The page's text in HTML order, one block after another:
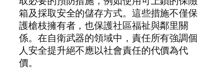
箱及採取安全的儲存方式。這些措施不僅保
護槍枝擁有者，也保護社區福祉與鄰里關
係。在自衛武器的領域中，責任所有強調個
人安全提升絕不應以社會責任的代價為代
價。